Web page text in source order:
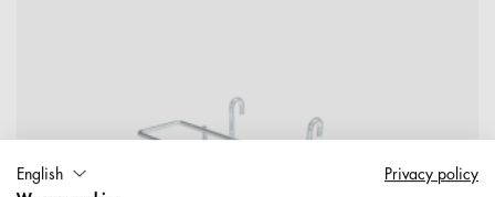
English
Privacy policy